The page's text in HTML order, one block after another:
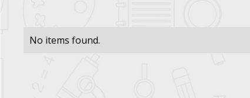
No items found.